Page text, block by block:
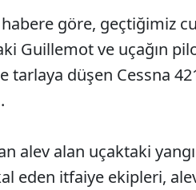
habere göre, geçtiğimiz
Guillemot ve uçağın
tarlaya düşen Cessna
alev alan uçaktaki
eden itfaiye ekipleri,